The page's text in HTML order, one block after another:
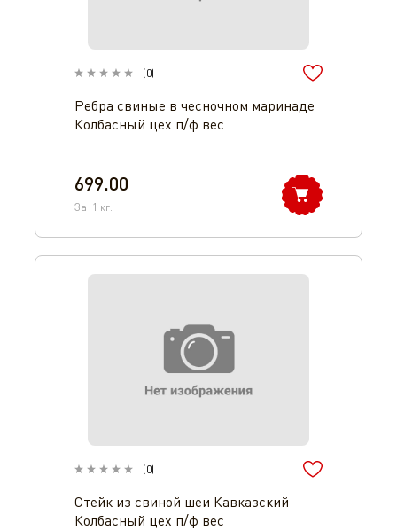
(0)
Ребра свиные в чесночном маринаде
Колбасный цех п/ф вес
699.00
За 1 кг.
(0)
Стейк из свиной шеи Кавказский
Колбасный цех п/ф вес